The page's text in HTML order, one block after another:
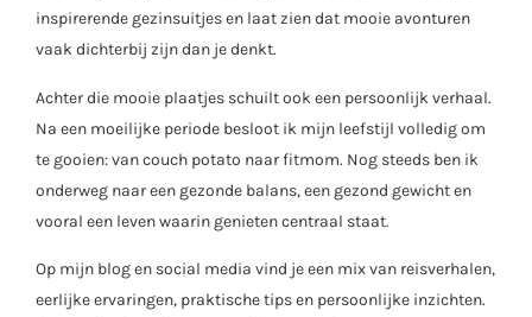
inspirerende gezinsuitjes en laat zien dat mooie avonturen
vaak dichterbij zijn dan je denkt.
Achter die mooie plaatjes schuilt ook een persoonlijk verhaal.
Na een moeilijke periode besloot ik mijn leefstijl volledig om
te gooien: van couch potato naar fitmom. Nog steeds ben ik
onderweg naar een gezonde balans, een gezond gewicht en
vooral een leven waarin genieten centraal staat.
Op mijn blog en social media vind je een mix van reisverhalen,
eerlijke ervaringen, praktische tips en persoonlijke inzichten.